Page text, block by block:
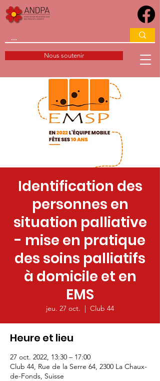
Nous soutenir
Identification des
personnes en
situation palliative
- mise en pratique
des soins palliatifs
à domicile et en
EMS
jeu. 27 oct.
  |
Club 44
Heure et lieu
27 oct. 2022, 13:30 – 17:00
Club 44, Rue de la Serre 64, 2300 La Chaux-
de-Fonds, Suisse